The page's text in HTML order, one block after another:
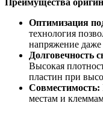
Преимущества
Оптимизация
технология
напряжение даже
Долговечность
Высокая
пластин при
Совместимость:
местам и